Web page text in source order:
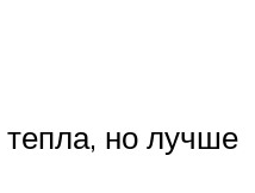
но лучше